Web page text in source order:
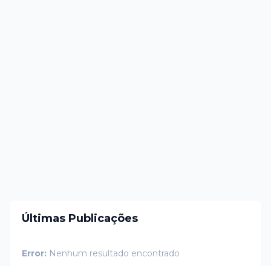
Últimas Publicações
Error: Nenhum resultado encontrado